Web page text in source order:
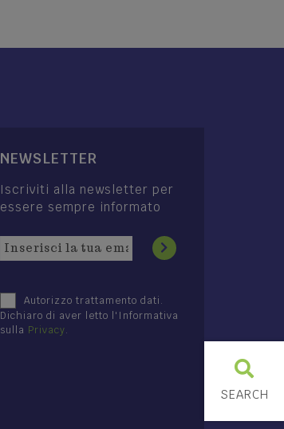
NEWSLETTER
Iscriviti alla newsletter per
essere sempre informato
Autorizzo trattamento dati.
Dichiaro di aver letto l'Informativa
sulla Privacy.
SEARCH